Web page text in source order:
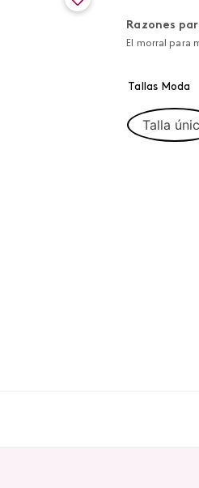
Razones
El morral para
Tallas Moda
Talla